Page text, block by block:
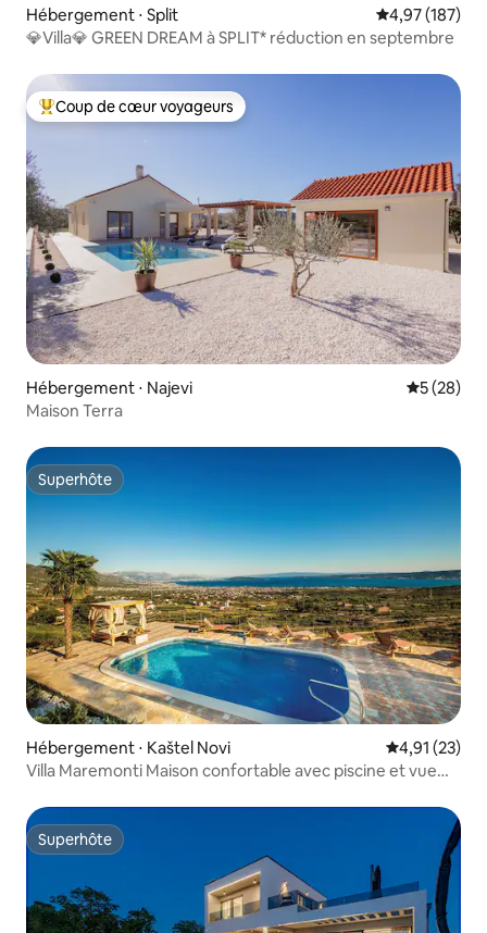
Hébergement ⋅ Split Évaluation
4,97 (187)
💎Villa💎 GREEN DREAM à SPLIT* réduction en septembre
Coups de cœur voyageurs les plus appréciés
Coup de cœur voyageurs
Hébergement ⋅ Najevi
5 (28)
Maison Terra
Superhôte
Superhôte
Hébergement ⋅ Kaštel Novi Évaluation
4,91 (23)
Villa Maremonti Maison confortable avec piscine et vue
Superhôte
Superhôte